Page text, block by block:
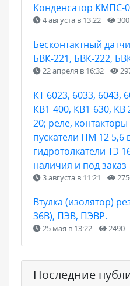
Конденсатор КМПС-
4 августа в 13:22
Бесконтактный
БВК-221, БВК-222,
22 апреля в 16:32
КТ 6023, 6033, 6043,
КВ1-400, КВ1-630, КВ
20; реле,
пускатели ПМ 12 5,6
гидротолкатели ТЭ
наличия и под заказ
3 августа в 11:21
Втулка (изолятор)
36В), ПЭВ, ПЭВР.
25 мая в 13:22 2490
Последние